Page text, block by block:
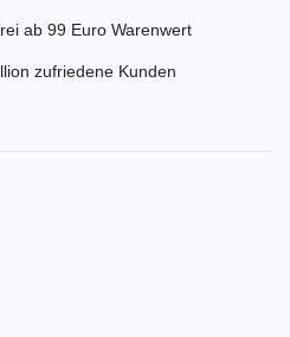
ab 99 Euro Warenwert
zufriedene Kunden